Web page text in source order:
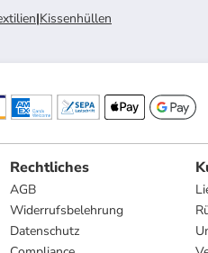
|Kissenhüllen
Rechtliches
AGB
Widerrufsbelehrung
Datenschutz